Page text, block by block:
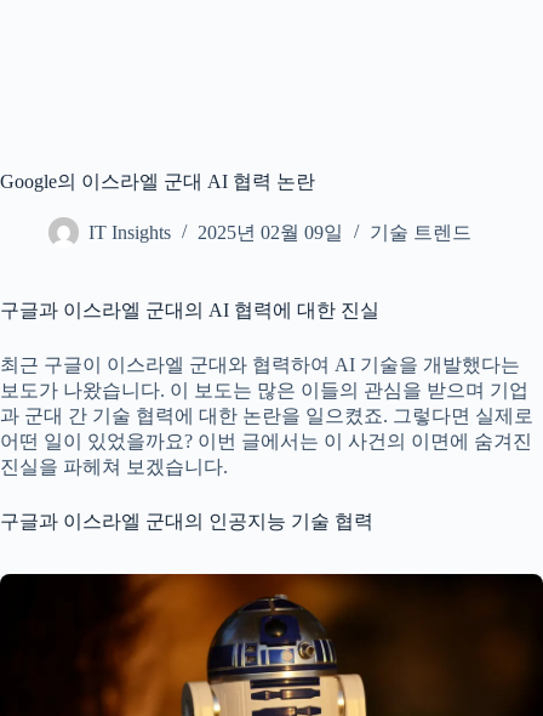
Google의 이스라엘 군대 AI 협력 논란
IT Insights 2025년 02월 09일 기술 트렌드
구글과 이스라엘 군대의 AI 협력에 대한 진실
최근 구글이 이스라엘 군대와 협력하여 AI 기술을 개발했다는
보도가 나왔습니다. 이 보도는 많은 이들의 관심을 받으며 기업
과 군대 간 기술 협력에 대한 논란을 일으켰죠. 그렇다면 실제로
어떤 일이 있었을까요? 이번 글에서는 이 사건의 이면에 숨겨진
진실을 파헤쳐 보겠습니다.
구글과 이스라엘 군대의 인공지능 기술 협력